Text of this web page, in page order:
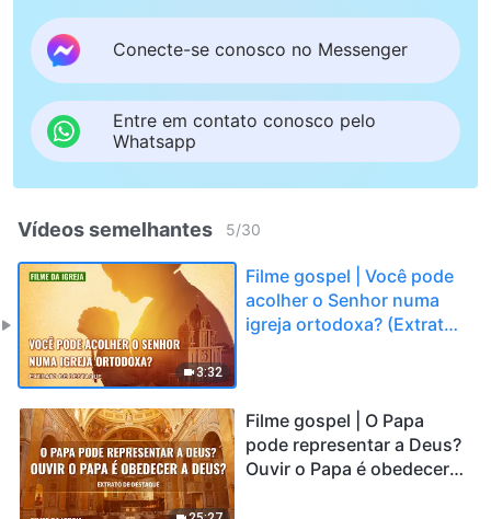
Conecte-se conosco no Messenger
Entre em contato conosco pelo
Whatsapp
Vídeos semelhantes 5/30
3:32
Filme gospel | Você pode
acolher o Senhor numa
igreja ortodoxa? (Extrato
Filme gospel | O Papa
pode representar a Deus?
Ouvir o Papa é obedecer a